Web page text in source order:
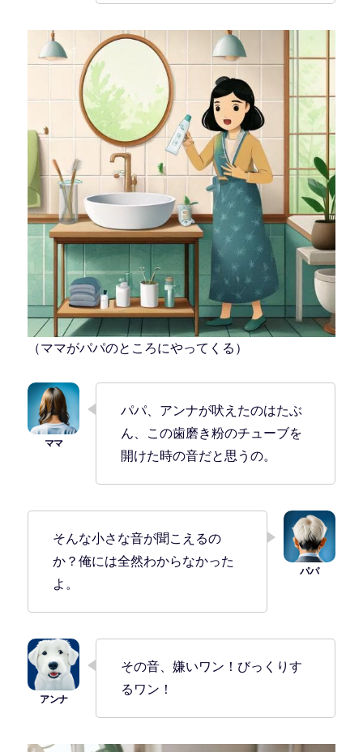
（ママがパパのところにやってくる）
パパ、アンナが吠えたのはたぶ
ん、この歯磨き粉のチューブを
開けた時の音だと思うの。
そんな小さな音が聞こえるの
か？俺には全然わからなかった
よ。
その音、嫌いワン！びっくりす
るワン！